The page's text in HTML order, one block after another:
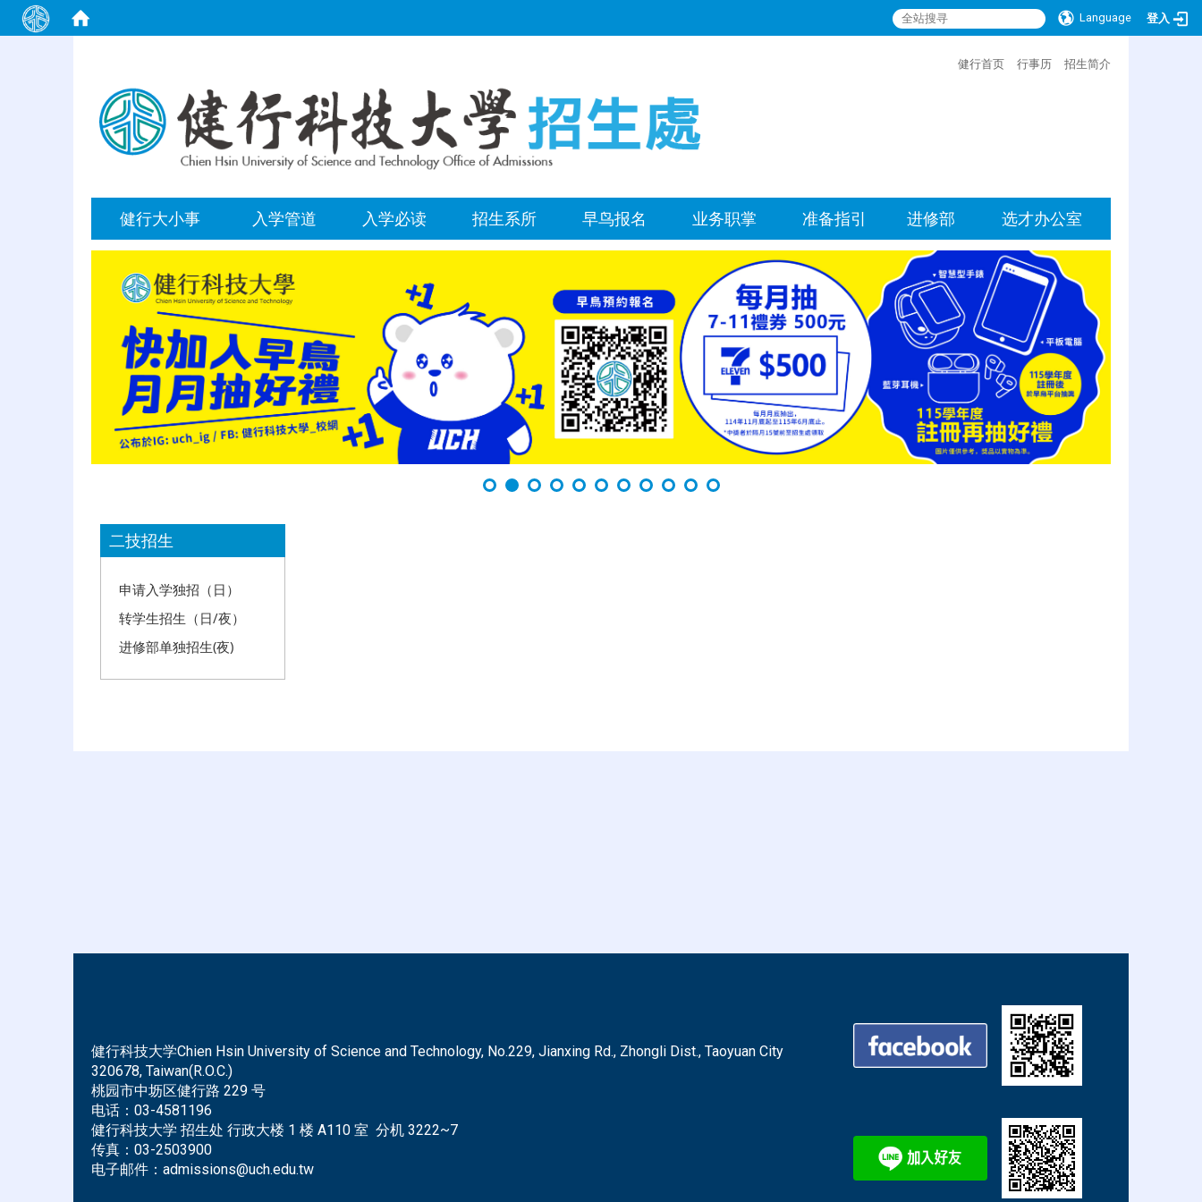
Language 登入
健行首页 行事历 招生简介
健行大小事 入学管道 入学必读 招生系所 早鸟报名 业务职掌 准备指引 进修部 选才办公室
二技招生
申请入学独招（日）
转学生招生（日/夜）
进修部单独招生(夜)
健行科技大学Chien Hsin University of Science and Technology, No.229, Jianxing Rd., Zhongli Dist., Taoyuan City
320678, Taiwan(R.O.C.)
桃园市中坜区健行路 229 号
电话： 03-4581196
健行科技大学 招生处 行政大楼 1 楼 A110 室 分机 3222~7
传真： 03-2503900
电子邮件： admissions@uch.edu.tw